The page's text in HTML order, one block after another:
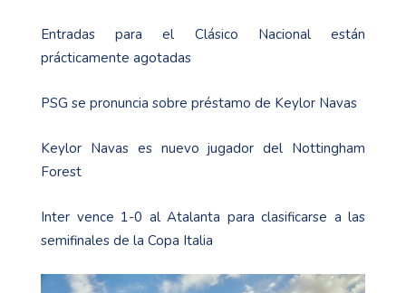
Entradas para el Clásico Nacional están
prácticamente agotadas
PSG se pronuncia sobre préstamo de Keylor Navas
Keylor Navas es nuevo jugador del Nottingham
Forest
Inter vence 1-0 al Atalanta para clasificarse a las
semifinales de la Copa Italia